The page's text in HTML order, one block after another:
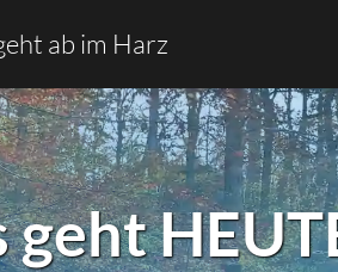
ab im Harz
geht